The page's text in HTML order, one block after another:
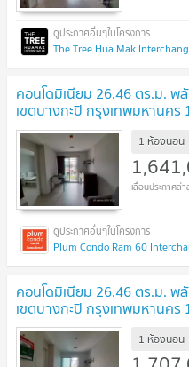
The Tree Hua Mak
คอนโดมิเนียม 26.46 ตร.ม. พ
เขตบางกะปิ กรุงเทพมหานคร
1 ห้องนอน
Plum Condo Ram 60
คอนโดมิเนียม 26.46 ตร.ม. พ
เขตบางกะปิ กรุงเทพมหานคร
1 ห้องนอน